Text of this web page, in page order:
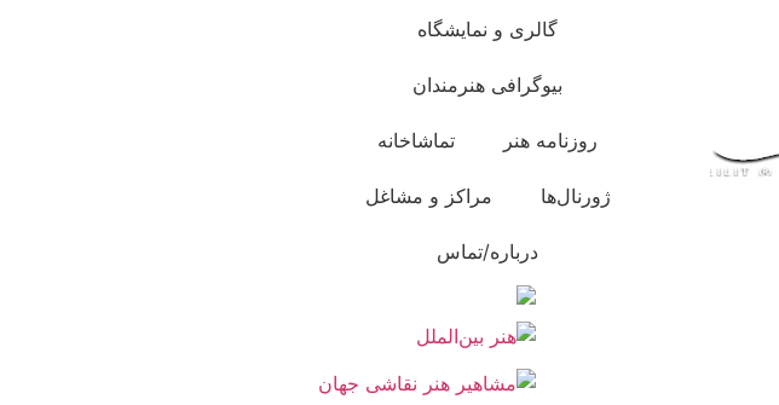
گالری و نمایشگاه
بیوگرافی هنرمندان
روزنامه هنر تماشاخانه
ژورنال‌ها مراکز و مشاغل
درباره/تماس